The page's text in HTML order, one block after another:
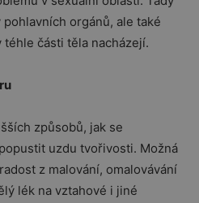
orgánů, ale také
části těla nacházejí.
způsobů, jak se
uzdu tvořivosti. Možná
z malování, omalovávání
lék na vztahové i jiné